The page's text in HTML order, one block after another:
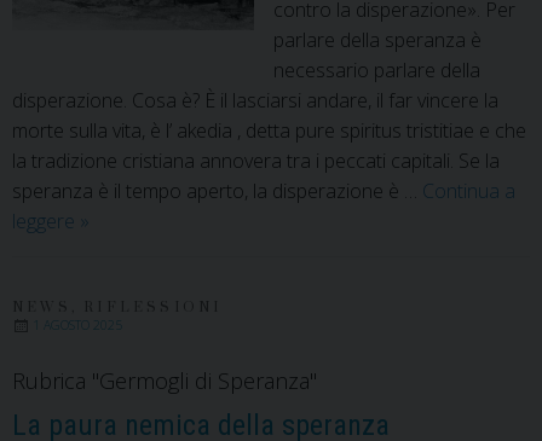
contro la disperazione». Per
parlare della speranza è
necessario parlare della
disperazione. Cosa è? È il lasciarsi andare, il far vincere la
morte sulla vita, è l’ akedia , detta pure spiritus tristitiae e che
la tradizione cristiana annovera tra i peccati capitali. Se la
speranza è il tempo aperto, la disperazione è … Continua a
leggere La»
1 AGOSTO 2025
Rubrica "Germogli di Speranza"
La paura nemica della speranza